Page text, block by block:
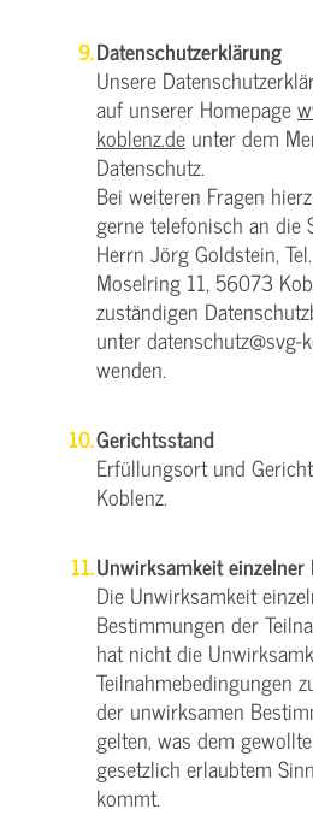
Datenschutzerklärung
Unsere
auf unserer Homepage
koblenz.de unter dem
Datenschutz.
Bei weiteren Fragen
gerne telefonisch an die
Herrn Jörg Goldstein,
Moselring 11, 56073
zuständigen
unter datenschutz@svg-
wenden.
Gerichtsstand
Erfüllungsort und
Koblenz.
Unwirksamkeit
Die Unwirksamkeit
Bestimmungen der
hat nicht die
Teilnahmebedingungen
der unwirksamen
gelten, was dem
gesetzlich erlaubtem
kommt.